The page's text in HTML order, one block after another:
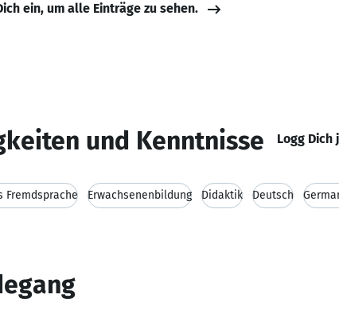
ein, um alle Einträge zu sehen.
und Kenntnisse Logg Dich
Fremdsprache Erwachsenenbildung Didaktik Deutsch